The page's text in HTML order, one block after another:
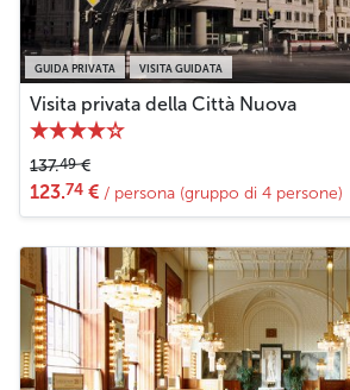
Meno
GUIDA PRIVATA VISITA GUIDATA
Visita privata della Città Nuova
137.49€
123.74 € / persona (gruppo di 4 persone)